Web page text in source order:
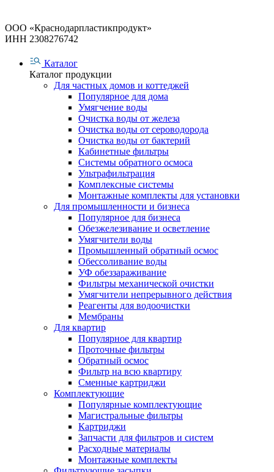
ООО «Краснодарпластикпродукт»
ИНН 2308276742
Каталог
Каталог продукции
Для частных домов и коттеджей
Популярное для дома
Умягчение воды
Очистка воды от железа
Очистка воды от сероводорода
Очистка воды от бактерий
Кабинетные фильтры
Системы обратного осмоса
Ультрафильтрация
Комплексные системы
Монтажные комплекты для установки
Для промышленности и бизнеса
Популярное для бизнеса
Обезжелезивание и осветление
Умягчители воды
Промышленный обратный осмос
Обессоливание воды
УФ обеззараживание
Фильтры механической очистки
Умягчители непрерывного действия
Реагенты для водоочистки
Мембраны
Для квартир
Популярное для квартир
Проточные фильтры
Обратный осмос
Фильтр на всю квартиру
Сменные картриджи
Комплектующие
Популярные комплектующие
Магистральные фильтры
Картриджи
Запчасти для фильтров и систем
Расходные материалы
Монтажные комплекты